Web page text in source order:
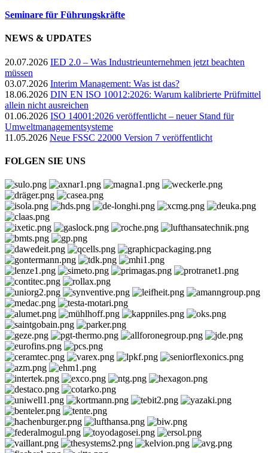
Seminare für Führungskräfte
NEWS & UPDATES
20.07.2026 IED 2.0 – Was Industrieunternehmen jetzt beachten
müssen
03.07.2026 Interim Management: Was ist das?
18.06.2026 DIN EN ISO 10012:2026: Warum kalibrierte Prüfmittel
allein nicht ausreichen
01.06.2026 ISO 14001:2026 veröffentlicht – neuer Stand für
Umweltmanagementsysteme
11.05.2026 Neue FSSC 22000 Version 7 veröffentlicht
FOLGEN SIE UNS